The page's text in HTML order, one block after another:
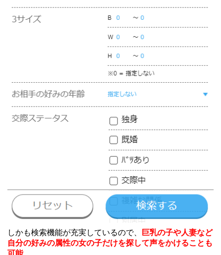
しかも検索機能が充実しているので、
巨乳の子や人妻など
自分の好みの属性の女の子だけを探して声をかけることも
可能。